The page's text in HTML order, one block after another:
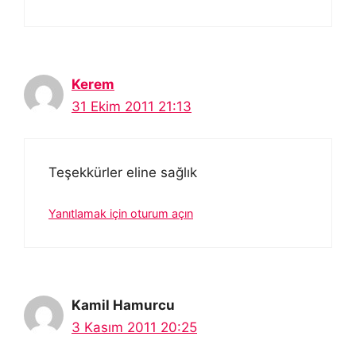
Kerem
31 Ekim 2011 21:13
Teşekkürler eline sağlık
Yanıtlamak için oturum açın
Kamil Hamurcu
3 Kasım 2011 20:25